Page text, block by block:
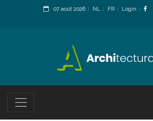
07 août 2026 NL FR
Login